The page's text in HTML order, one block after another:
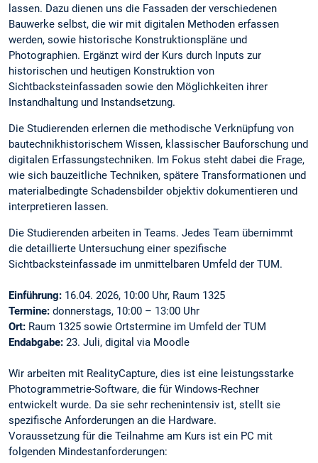
lassen. Dazu dienen uns die Fassaden der verschiedenen
Bauwerke selbst, die wir mit digitalen Methoden erfassen
werden, sowie historische Konstruktionspläne und
Photographien. Ergänzt wird der Kurs durch Inputs zur
historischen und heutigen Konstruktion von
Sichtbacksteinfassaden sowie den Möglichkeiten ihrer
Instandhaltung und Instandsetzung.
Die Studierenden erlernen die methodische Verknüpfung von
bautechnikhistorischem Wissen, klassischer Bauforschung und
digitalen Erfassungstechniken. Im Fokus steht dabei die Frage,
wie sich bauzeitliche Techniken, spätere Transformationen und
materialbedingte Schadensbilder objektiv dokumentieren und
interpretieren lassen.
Die Studierenden arbeiten in Teams. Jedes Team übernimmt
die detaillierte Untersuchung einer spezifische
Sichtbacksteinfassade im unmittelbaren Umfeld der TUM.
Einführung: 16.04. 2026, 10:00 Uhr, Raum 1325
Termine: donnerstags, 10:00 – 13:00 Uhr
Ort: Raum 1325 sowie Ortstermine im Umfeld der TUM
Endabgabe: 23. Juli, digital via Moodle
Wir arbeiten mit RealityCapture, dies ist eine leistungsstarke
Photogrammetrie-Software, die für Windows-Rechner
entwickelt wurde. Da sie sehr rechenintensiv ist, stellt sie
spezifische Anforderungen an die Hardware.
Voraussetzung für die Teilnahme am Kurs ist ein PC mit
folgenden Mindestanforderungen: